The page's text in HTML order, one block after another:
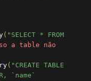
( "SELECT * FROM
a table não
( "CREATE TABLE
`name`